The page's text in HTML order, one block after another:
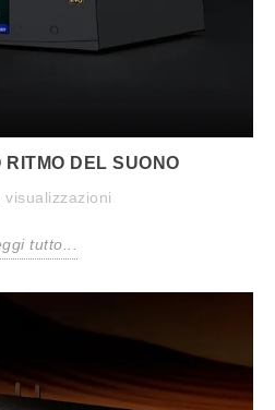
RITMO DEL SUONO
visualizzazioni
tutto...